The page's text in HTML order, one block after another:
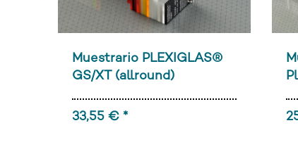
Muestrario PLEXIGLAS®
GS/XT (allround)
33,55 € *
Previous